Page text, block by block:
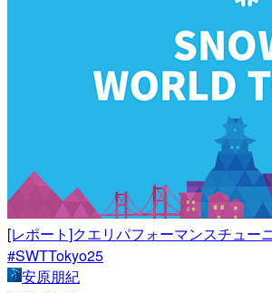
[レポート]クエリパフォーマンスチュー
#SWTTokyo25
安原朋紀